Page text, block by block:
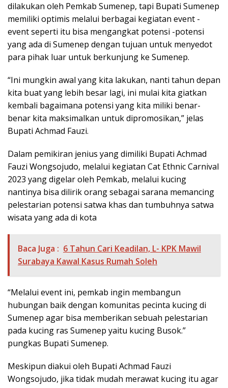
dilakukan oleh Pemkab Sumenep, tapi Bupati Sumenep
memiliki optimis melalui berbagai kegiatan event -
event seperti itu bisa mengangkat potensi -potensi
yang ada di Sumenep dengan tujuan untuk menyedot
para pihak luar untuk berkunjung ke Sumenep.
“Ini mungkin awal yang kita lakukan, nanti tahun depan
kita buat yang lebih besar lagi, ini mulai kita giatkan
kembali bagaimana potensi yang kita miliki benar-
benar kita maksimalkan untuk dipromosikan,” jelas
Bupati Achmad Fauzi.
Dalam pemikiran jenius yang dimiliki Bupati Achmad
Fauzi Wongsojudo, melalui kegiatan Cat Ethnic Carnival
2023 yang digelar oleh Pemkab, melalui kucing
nantinya bisa dilirik orang sebagai sarana memancing
pelestarian potensi satwa khas dan tumbuhnya satwa
wisata yang ada di kota
Baca Juga : 6 Tahun Cari Keadilan, L- KPK Mawil
Surabaya Kawal Kasus Rumah Soleh
“Melalui event ini, pemkab ingin membangun
hubungan baik dengan komunitas pecinta kucing di
Sumenep agar bisa memberikan sebuah pelestarian
pada kucing ras Sumenep yaitu kucing Busok.”
pungkas Bupati Sumenep.
Meskipun diakui oleh Bupati Achmad Fauzi
Wongsojudo, jika tidak mudah merawat kucing itu agar